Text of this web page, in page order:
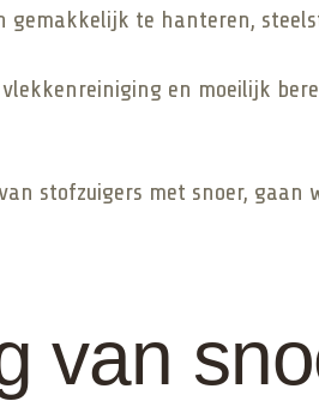
gemakkelijk te hanteren,
en moeilijk
stofzuigers met snoer,
van